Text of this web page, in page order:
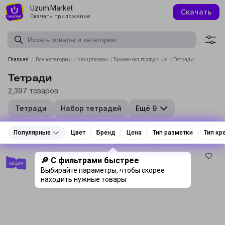
Uzum Market
Скачать приложение
Скачать
Главная / Все категории / Канцтовары / Бумажная продукция /Тетради
Тетради
2,397 товаров
Тетради Набор тетрадей Ещё 9
Популярные Цвет Бренд Цена Тип разметки Тип
Реклама Реклама
🔎 С фильтрами быстрее
Выбирайте параметры, чтобы скорее
находить нужные товары
Популярные Цвет Бренд Цена Тип разметки Тип